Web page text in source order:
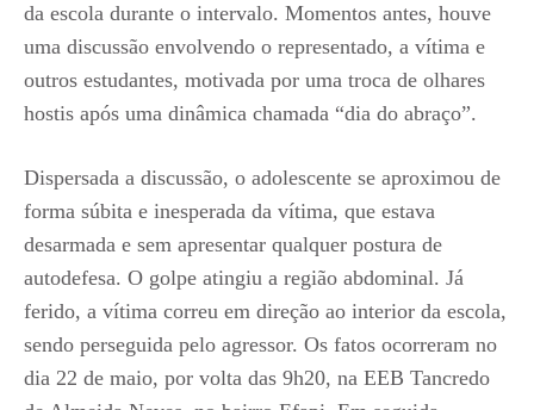
da escola durante o intervalo. Momentos antes, houve
uma discussão envolvendo o representado, a vítima e
outros estudantes, motivada por uma troca de olhares
hostis após uma dinâmica chamada “dia do abraço”.
Dispersada a discussão, o adolescente se aproximou de
forma súbita e inesperada da vítima, que estava
desarmada e sem apresentar qualquer postura de
autodefesa. O golpe atingiu a região abdominal. Já
ferido, a vítima correu em direção ao interior da escola,
sendo perseguida pelo agressor. Os fatos ocorreram no
dia 22 de maio, por volta das 9h20, na EEB Tancredo